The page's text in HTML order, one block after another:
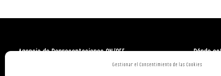
Gestionar el Consentimiento de las Cookies
Agencia de Representaciones ON/OFF Dónde